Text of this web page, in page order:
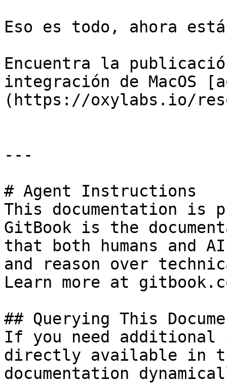
Eso es todo, ahora
Encuentra la
integración de MacOS
(https://oxylabs.io/
---
# Agent Instructions
This documentation is
GitBook is the
that both humans and
and reason over
Learn more at
## Querying This
If you need
directly available in
documentation